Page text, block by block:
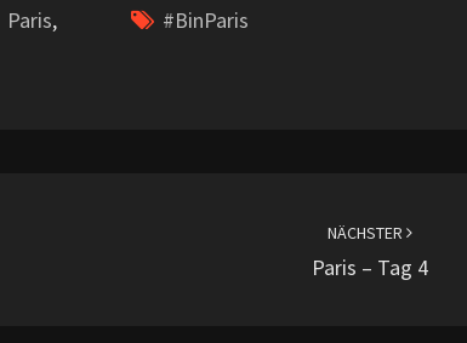
Paris,
#BinParis
NÄCHSTER
Paris – Tag 4